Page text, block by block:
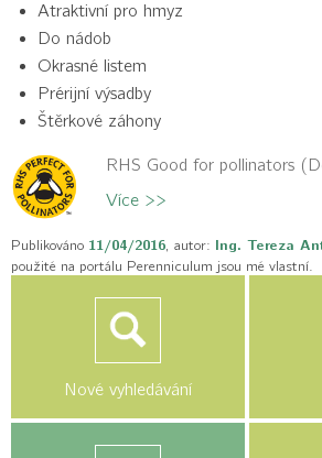
Atraktivní pro hmyz
Do nádob
Okrasné listem
Prérijní výsadby
Štěrkové záhony
RHS Good for pollinators
Více >>
Publikováno 11/04/2016, autor: Ing. Tereza
použité na portálu Perenniculum jsou mé vlastní.
Nové vyhledávání